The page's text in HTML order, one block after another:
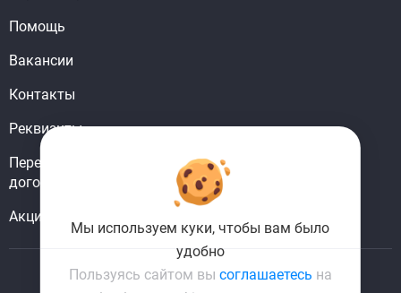
Помощь
Вакансии
Контакты
Реквизиты
Перерегистрировать
договор
Акции
Мы используем куки, чтобы вам было
удобно
Пользуясь сайтом вы соглашаетесь на